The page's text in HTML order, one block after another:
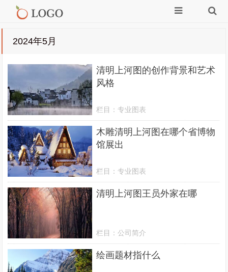
2024年5月
清明上河图的创作背景和艺术
风格
栏目：专业图表
木雕清明上河图在哪个省博物
馆展出
栏目：专业图表
清明上河图王员外家在哪
栏目：公司简介
绘画题材指什么